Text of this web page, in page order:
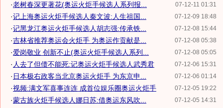
07-12-11 01:31
·老树春深更著花(奥运火炬手候选人系列报...
07-12-09 18:48
·记上海奥运火炬手候选人秦文波:人生祖国...
07-12-08 15:44
·记黑龙江奥运火炬手候选人胡志强:传承铁...
07-12-08 05:38
·吉林省推荐奥运会火炬手 为奥运作贡献是...
07-12-08 05:05
·爱岗敬业 创新不止(奥运火炬手候选人系列...
07-12-06 15:31
· 人去了但债不能死:记奥运火炬手候选人武秀君
07-12-06 01:14
· 日本极右政客当北京奥运火炬手 为东京申...
07-12-05 19:22
·视频:满文军喜事连连 成首位娱乐圈奥运火炬手
07-12-05 14:31
·蒙古族火炬手候选人娜日苏:借奥运东风吹...